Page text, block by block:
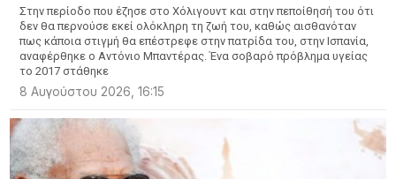
Στην περίοδο που έζησε στο Χόλιγουντ και στην πεποίθησή του ότι
δεν θα περνούσε εκεί ολόκληρη τη ζωή του, καθώς αισθανόταν
πως κάποια στιγμή θα επέστρεφε στην πατρίδα του, στην Ισπανία,
αναφέρθηκε ο Αντόνιο Μπαντέρας. Ένα σοβαρό πρόβλημα υγείας
το 2017 στάθηκε
8 Αυγούστου 2026, 16:15